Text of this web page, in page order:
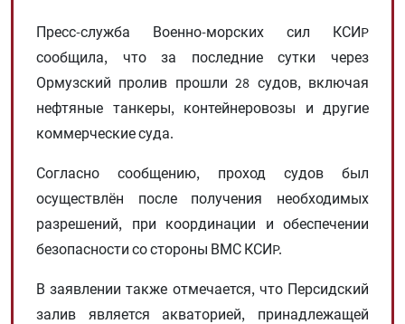
Пресс-служба Военно-морских сил КСИP
сообщила, что за последние сутки через
Ормузский пролив прошли 28 судов, включая
нефтяные танкеры, контейнеровозы и другие
коммерческие суда.
Согласно сообщению, проход судов был
осуществлён после получения необходимых
разрешений, при координации и обеспечении
безопасности со стороны ВМС КСИP.
В заявлении также отмечается, что Персидский
залив является акваторией, принадлежащей